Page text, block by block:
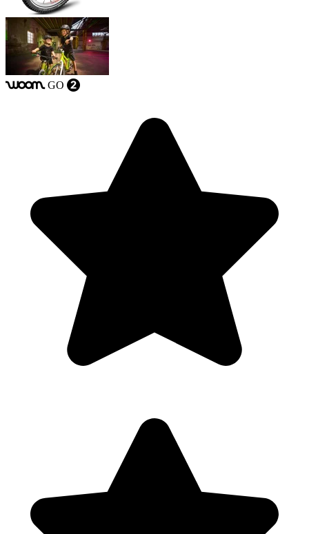
woom GO 2